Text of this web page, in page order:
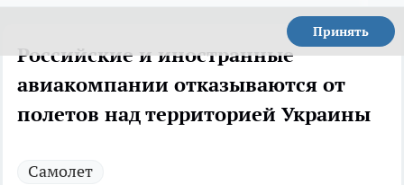
Принять
Российские и иностранные
авиакомпании отказываются от
полетов над территорией Украины
Самолет